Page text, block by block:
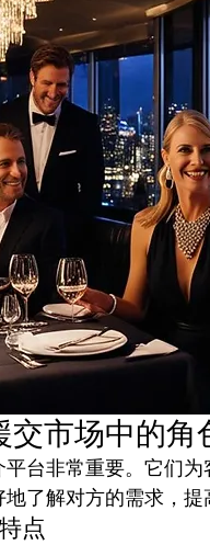
交市场中的角
台非常重要。它们
了解对方的需求，
点